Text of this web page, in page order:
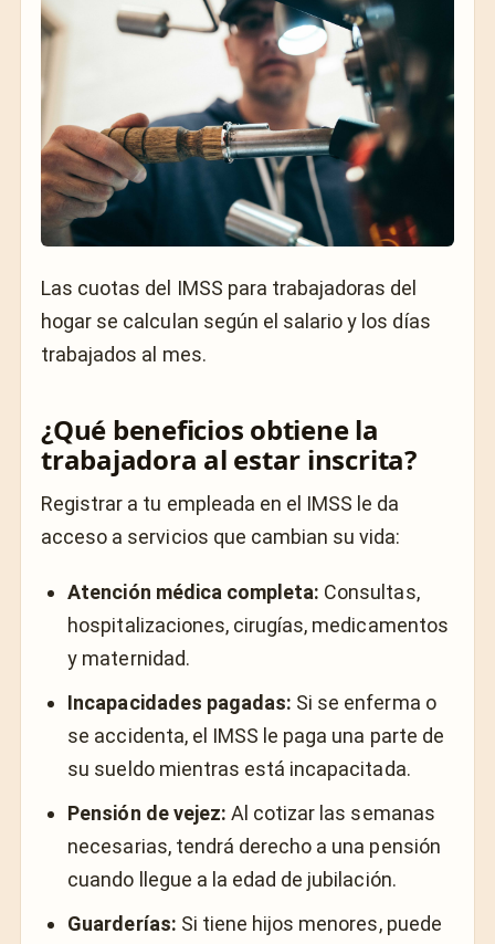
Las cuotas del IMSS para trabajadoras del
hogar se calculan según el salario y los días
trabajados al mes.
¿Qué beneficios obtiene la
trabajadora al estar inscrita?
Registrar a tu empleada en el IMSS le da
acceso a servicios que cambian su vida:
Atención médica completa: Consultas,
hospitalizaciones, cirugías, medicamentos
y maternidad.
Incapacidades pagadas: Si se enferma o
se accidenta, el IMSS le paga una parte de
su sueldo mientras está incapacitada.
Pensión de vejez: Al cotizar las semanas
necesarias, tendrá derecho a una pensión
cuando llegue a la edad de jubilación.
Guarderías: Si tiene hijos menores, puede